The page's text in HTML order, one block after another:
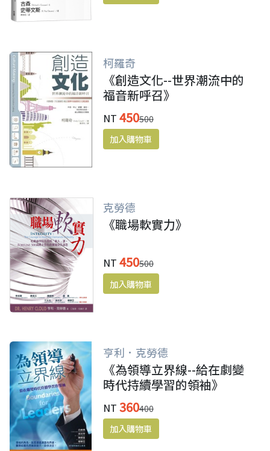
柯羅奇
《創造文化--世界潮流中的
福音新呼召》
NT 450500
克勞德
《職場軟實力》
NT 450500
亨利．克勞德
《為領導立界線--給在劇變
時代持續學習的領袖》
NT 360400